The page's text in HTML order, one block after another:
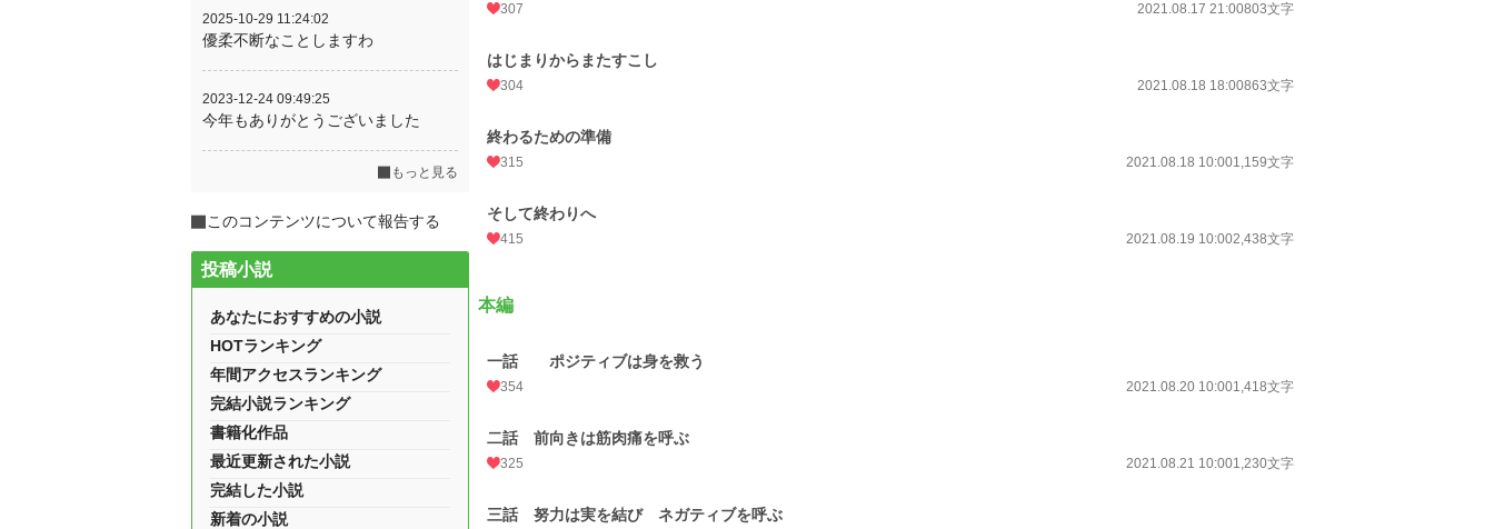
307 2021.08.17 21:00803文字
はじまりからまたすこし
304 2021.08.18 18:00863文字
終わるための準備
315 2021.08.18 10:001,159文字
そして終わりへ
415 2021.08.19 10:002,438文字
本編
一話 ポジティブは身を救う
354 2021.08.20 10:001,418文字
二話 前向きは筋肉痛を呼ぶ
325 2021.08.21 10:001,230文字
三話 努力は実を結び ネガティブを呼ぶ
2025-10-29 11:24:02
優柔不断なことしますわ
2023-12-24 09:49:25
今年もありがとうございました
もっと見る
このコンテンツについて報告する
投稿小説
あなたにおすすめの小説
HOTランキング
年間アクセスランキング
完結小説ランキング
書籍化作品
最近更新された小説
完結した小説
新着の小説